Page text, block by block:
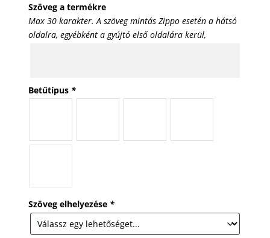
Szöveg a termékre
Max 30 karakter. A szöveg mintás Zippo esetén a hátsó
oldalra, egyébként a gyújtó első oldalára kerül,
Betűtípus *
Szöveg elhelyezése *